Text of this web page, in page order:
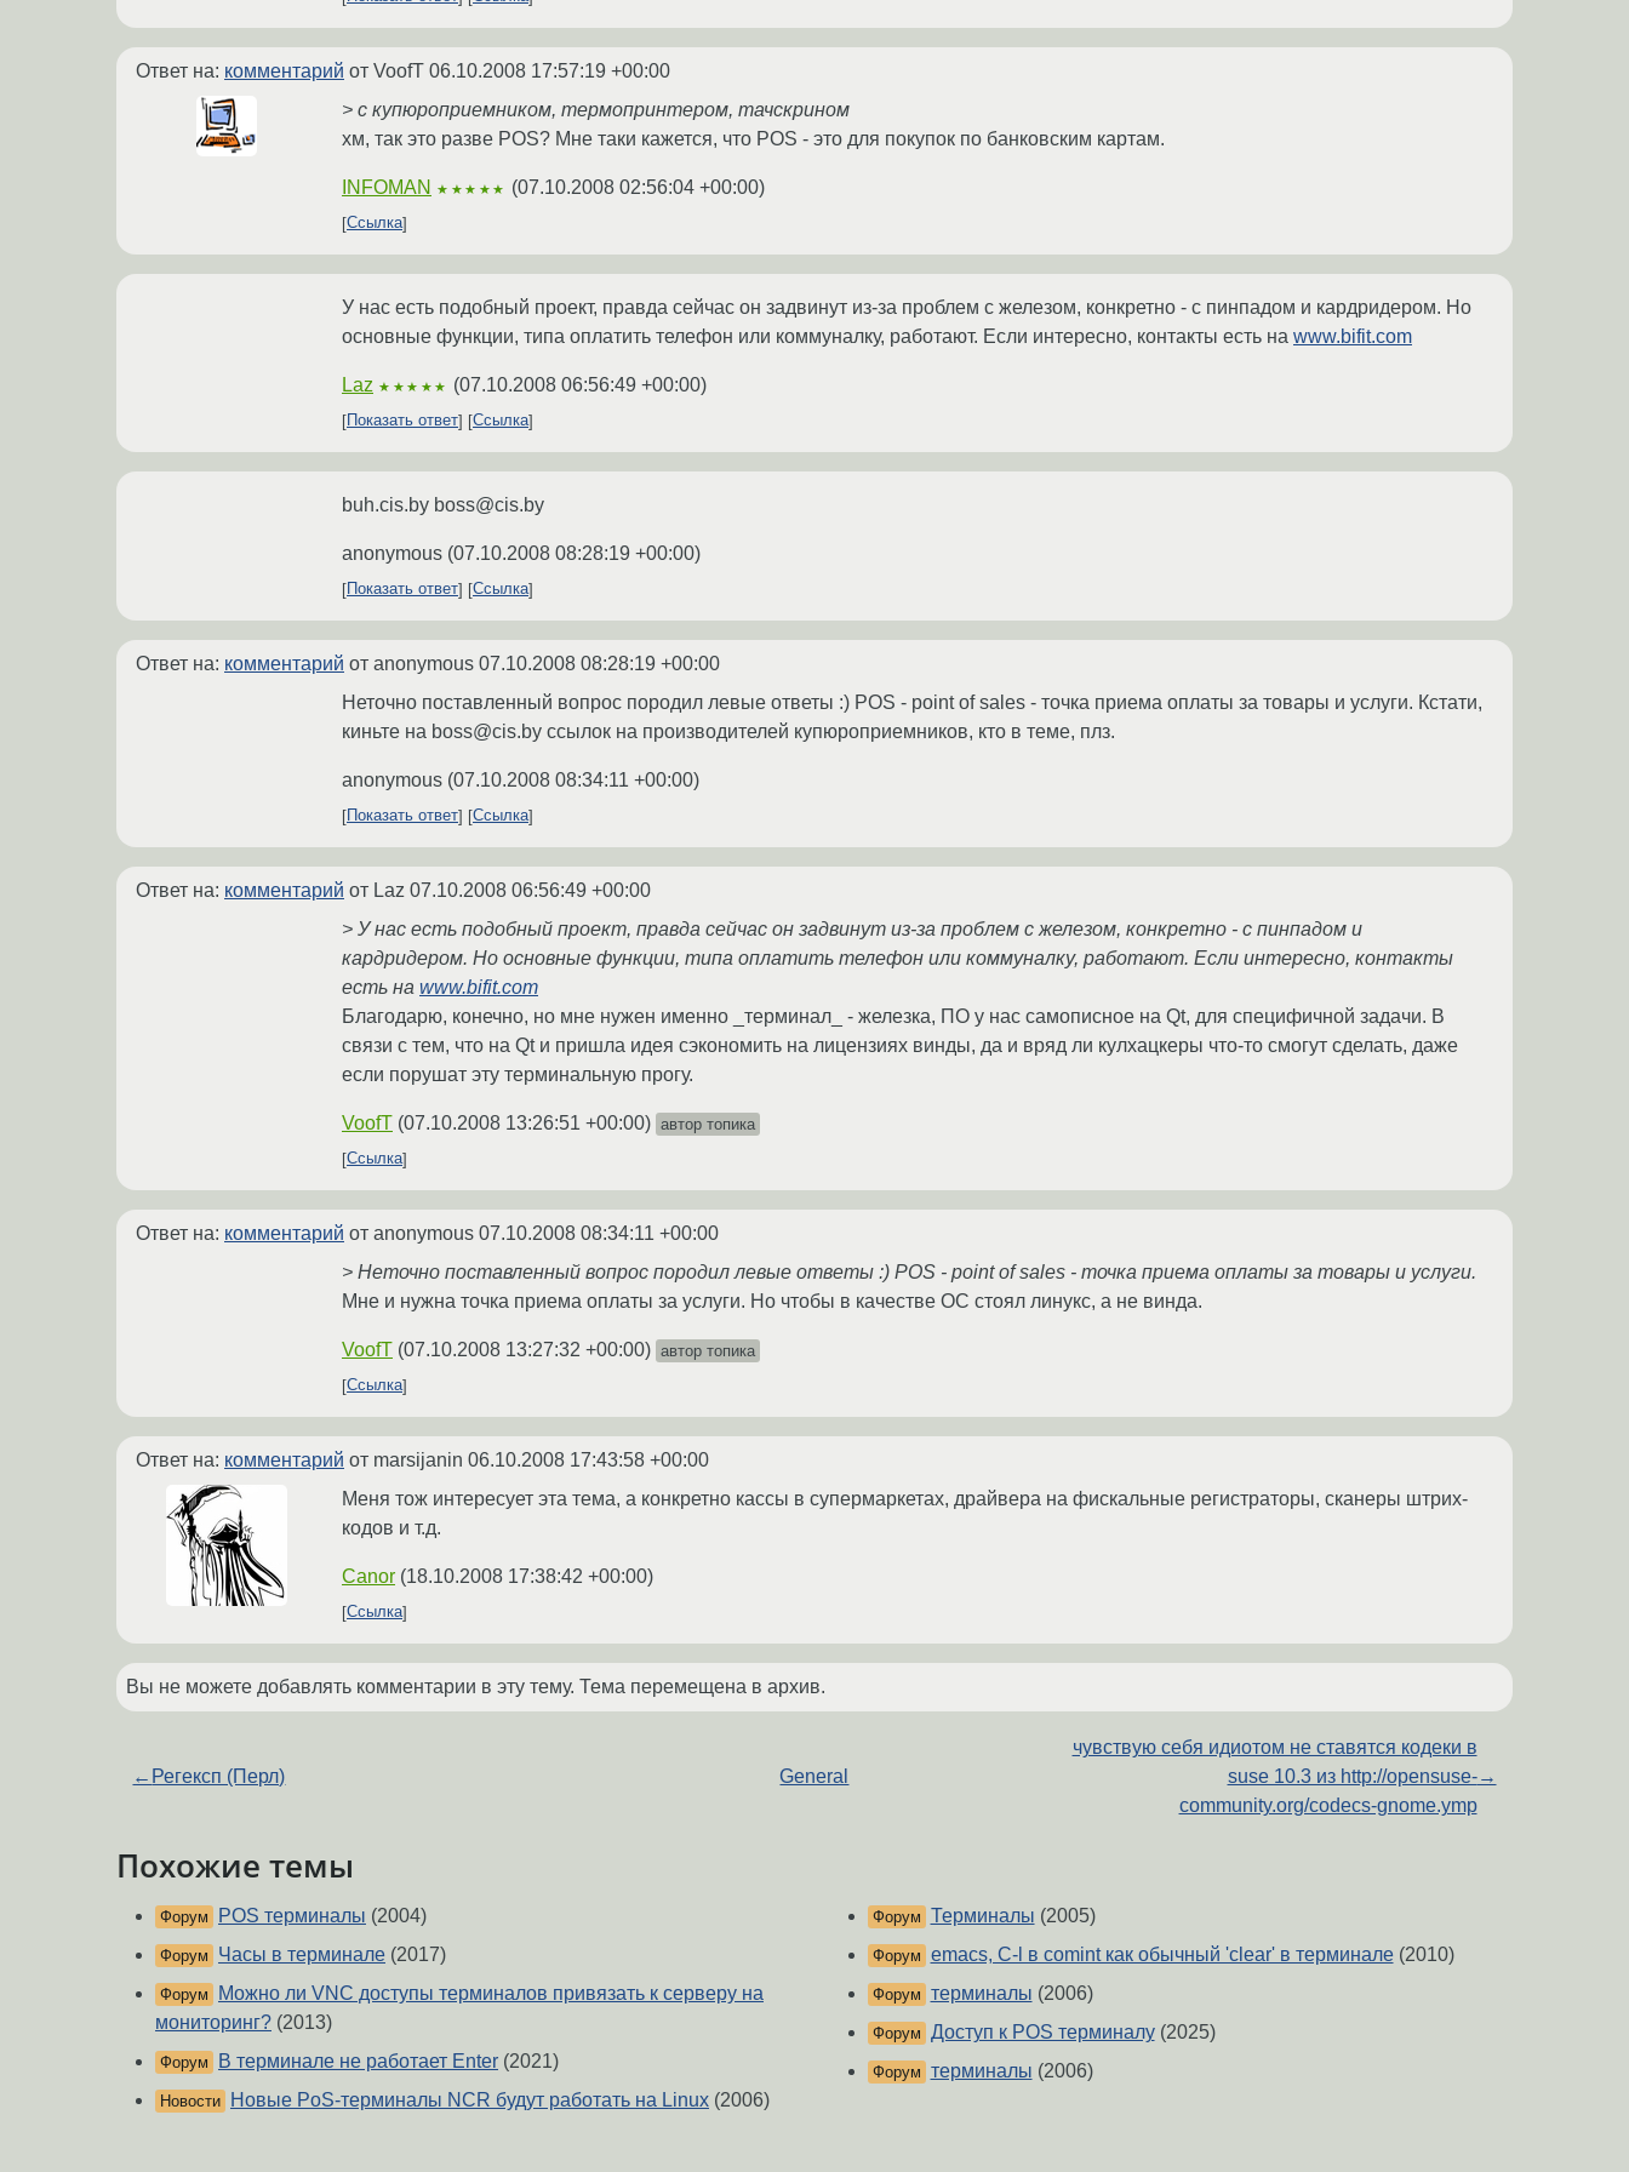
Ответ на: комментарий от VoofT 06.10.2008 17:57:19 +00:00
> с купюроприемником, термопринтером, тачскрином
хм, так это разве POS? Мне таки кажется, что POS - это для покупок по банковским картам.
INFOMAN ★★★★★ (07.10.2008 02:56:04 +00:00)
Ссылка
У нас есть подобный проект, правда сейчас он задвинут из-за проблем с железом, конкретно - с пинпадом и кардридером. Но
основные функции, типа оплатить телефон или коммуналку, работают. Если интересно, контакты есть на www.bifit.com
Laz ★★★★★ (07.10.2008 06:56:49 +00:00)
Показать ответ Ссылка
buh.cis.by boss@cis.by
anonymous (07.10.2008 08:28:19 +00:00)
Показать ответ Ссылка
Ответ на: комментарий от anonymous 07.10.2008 08:28:19 +00:00
Неточно поставленный вопрос породил левые ответы :) POS - point of sales - точка приема оплаты за товары и услуги. Кстати,
киньте на boss@cis.by ссылок на производителей купюроприемников, кто в теме, плз.
anonymous (07.10.2008 08:34:11 +00:00)
Показать ответ Ссылка
Ответ на: комментарий от Laz 07.10.2008 06:56:49 +00:00
> У нас есть подобный проект, правда сейчас он задвинут из-за проблем с железом, конкретно - с пинпадом и
кардридером. Но основные функции, типа оплатить телефон или коммуналку, работают. Если интересно, контакты
есть на www.bifit.com
Благодарю, конечно, но мне нужен именно _терминал_ - железка, ПО у нас самописное на Qt, для специфичной задачи. В
связи с тем, что на Qt и пришла идея сэкономить на лицензиях винды, да и вряд ли кулхацкеры что-то смогут сделать, даже
если порушат эту терминальную прогу.
VoofT (07.10.2008 13:26:51 +00:00) автор топика
Ссылка
Ответ на: комментарий от anonymous 07.10.2008 08:34:11 +00:00
> Неточно поставленный вопрос породил левые ответы :) POS - point of sales - точка приема оплаты за товары и услуги.
Мне и нужна точка приема оплаты за услуги. Но чтобы в качестве ОС стоял линукс, а не винда.
VoofT (07.10.2008 13:27:32 +00:00) автор топика
Ссылка
Ответ на: комментарий от marsijanin 06.10.2008 17:43:58 +00:00
Меня тож интересует эта тема, а конкретно кассы в супермаркетах, драйвера на фискальные регистраторы, сканеры штрих-
кодов и т.д.
Canor (18.10.2008 17:38:42 +00:00)
Ссылка
Вы не можете добавлять комментарии в эту тему. Тема перемещена в архив.
← Регексп (Перл) General
чувствую себя идиотом не ставятся кодеки в
suse 10.3 из http://opensuse-
community.org/codecs-gnome.ymp
→
Похожие темы
Форум POS терминалы (2004)
Форум Часы в терминале (2017)
Форум
Можно ли VNC доступы терминалов привязать к серверу на
мониторинг? (2013)
Форум В терминале не работает Enter (2021)
Новости Новые PoS-терминалы NCR будут работать на Linux (2006)
Форум Терминалы (2005)
Форум emacs, C-l в comint как обычный 'clear' в терминале(2010)
Форум терминалы (2006)
Форум Доступ к POS терминалу(2025)
Форум терминалы (2006)